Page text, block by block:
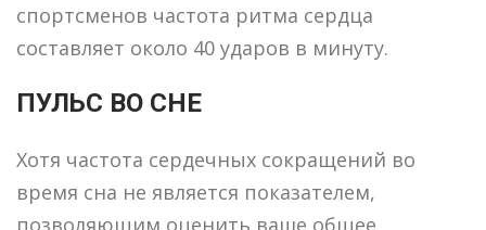
спортсменов частота ритма сердца
составляет около 40 ударов в минуту.
ПУЛЬС ВО СНЕ
Хотя частота сердечных сокращений во
время сна не является показателем,
позволяющим оценить ваше общее